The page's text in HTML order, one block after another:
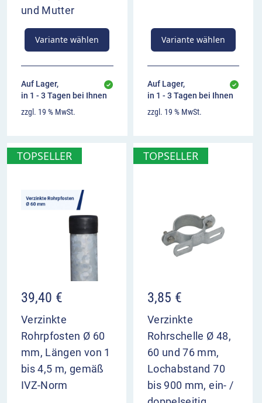
nicht überschritten werden
bei Anbringung einen Vorlauf von 200 Metern
empfohlen
und Mutter
Variante wählen
Auf Lager,
in 1 - 3 Tagen bei Ihnen
zzgl. 19 % MwSt.
Variante wählen
Auf Lager,
in 1 - 3 Tagen bei Ihnen
zzgl. 19 % MwSt.
TOPSELLER
39,40 €
Verzinkte
Rohrpfosten Ø 60
mm, Längen von 1
bis 4,5 m, gemäß
IVZ-Norm
TOPSELLER
3,85 €
Verzinkte
Rohrschelle Ø 48,
60 und 76 mm,
Lochabstand 70
bis 900 mm, ein- /